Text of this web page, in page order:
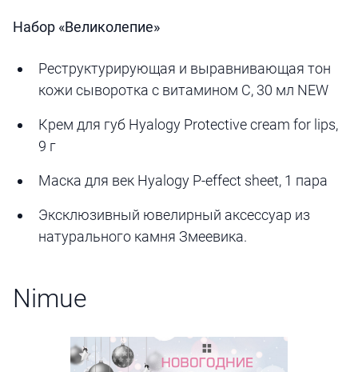
Набор «Великолепие»
Реструктурирующая и выравнивающая тон
кожи сыворотка с витамином С, 30 мл NEW
Крем для губ Hyalogy Protective cream for lips,
9 г
Маска для век Hyalogy P-effect sheet, 1 пара
Эксклюзивный ювелирный аксессуар из
натурального камня Змеевика.
Nimue